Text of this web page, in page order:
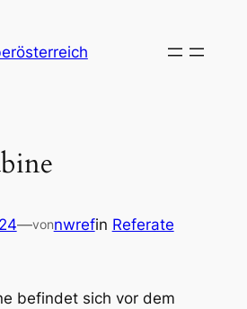
—vonnwrefin Referate
befindet sich vor dem